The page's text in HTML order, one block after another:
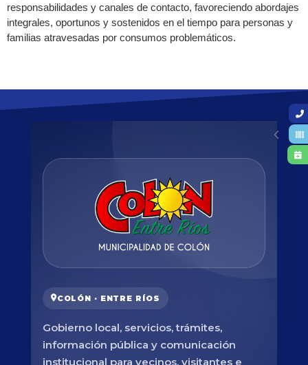
responsabilidades y canales de contacto, favoreciendo abordajes
integrales, oportunos y sostenidos en el tiempo para personas y
familias atravesadas por consumos problemáticos.
COLÓN · ENTRE RÍOS
Gobierno local, servicios, trámites,
información pública y comunicación
institucional para vecinos, visitantes e